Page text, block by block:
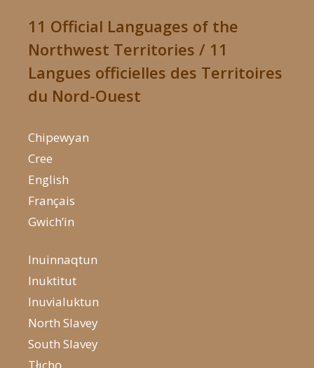
11 Official Languages of the
Northwest Territories / 11
Langues officielles des Territoires
du Nord-Ouest
Chipewyan
Cree
English
Français
Gwich’in
Inuinnaqtun
Inuktitut
Inuvialuktun
North Slavey
South Slavey